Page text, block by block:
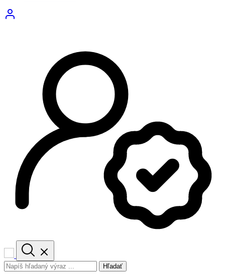
Hľadať